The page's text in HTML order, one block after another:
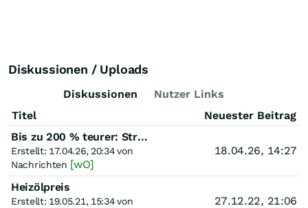
Diskussionen / Uploads
Diskussionen
Nutzer Links
Titel
Neuester Beitrag
Bis zu 200 % teurer: Strompreise in den USA explodieren – Was ist da los?
Erstellt: 17.04.26, 20:34 von
Nachrichten [wO]
18.04.26, 14:27
Heizölpreis
Erstellt: 19.05.21, 15:34 von
27.12.22, 21:06